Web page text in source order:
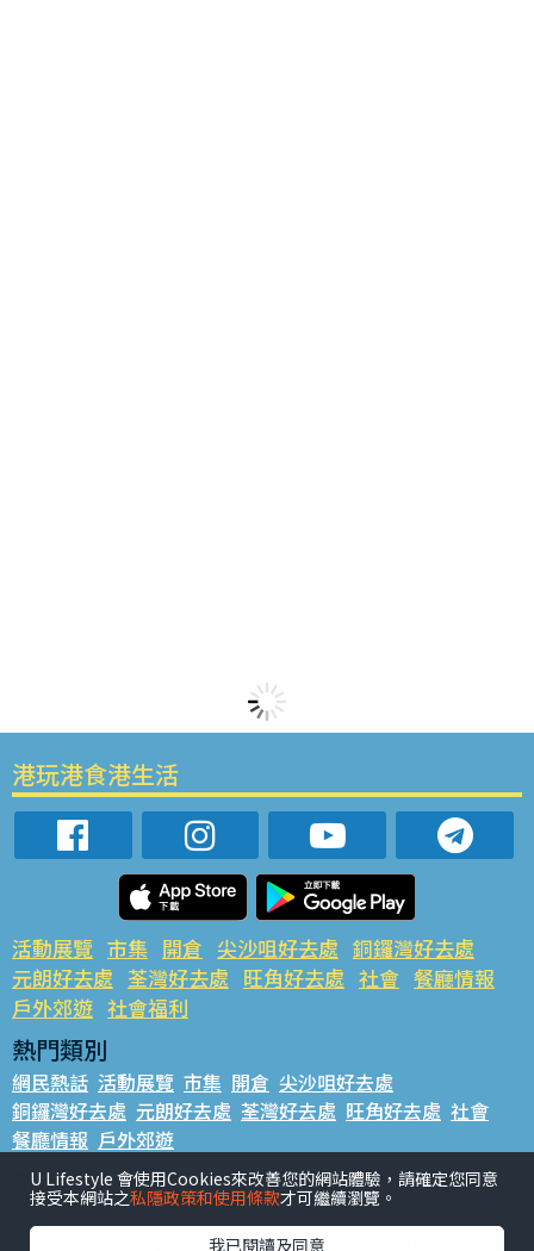
港玩港食港生活
活動展覽 市集 開倉 尖沙咀好去處 銅鑼灣好去處
元朗好去處 荃灣好去處 旺角好去處 社會 餐廳情報
戶外郊遊 社會福利
熱門類別
網民熱話 活動展覽 市集 開倉 尖沙咀好去處
銅鑼灣好去處 元朗好去處 荃灣好去處 旺角好去處 社會
餐廳情報 戶外郊遊
熱門標籤
#UGO搵好去處 #人氣活動推介 #美食社群熱話
#ULifestyle應用程式
U Lifestyle 會使用Cookies來改善您的網站體驗，請確定您同意
接受本網站之私隱政策和使用條款才可繼續瀏覽。
我已閱讀及同意